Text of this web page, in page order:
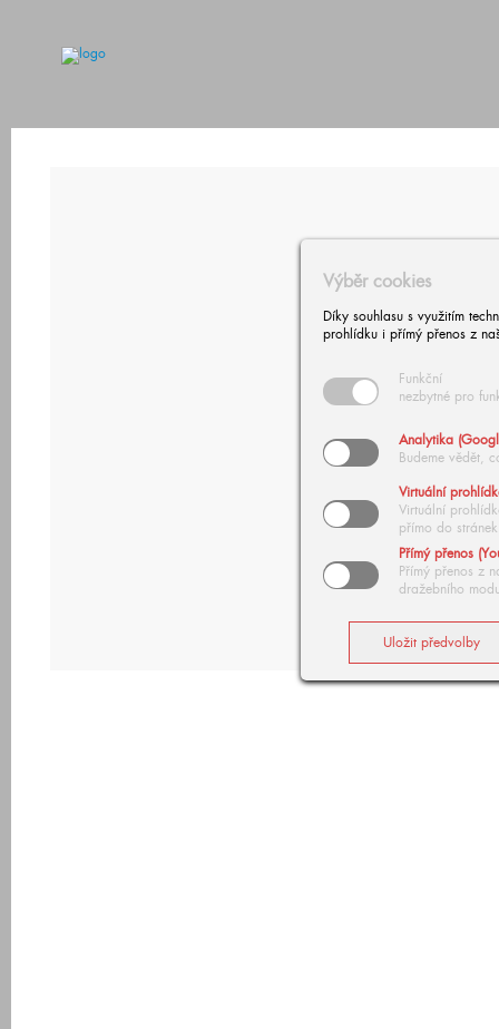
Výběr cookies
Díky souhlasu s využitím
prohlídku i přímý přenos z
Funkční
nezbytné pro
Analytika
Budeme vědět,
Virtuální
Virtuální
přímo do stránek
Přímý přenos
Přímý přenos z
dražebního